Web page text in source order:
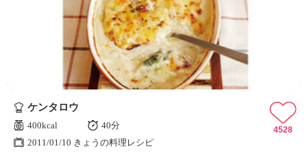
ケンタロウ
400kcal
40分
2011/01/10 きょうの料理レシピ
4528